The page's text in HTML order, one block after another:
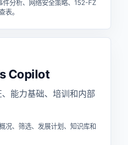
分析、网络安全策略、152-FZ
表。
Copilot
能力基础、培训和内部
况、筛选、发展计划、知识库和